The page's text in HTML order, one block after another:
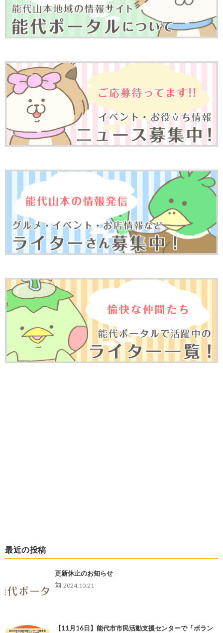
最近の投稿
更新休止のお知らせ
2024.10.21
【11月16日】能代市市民活動支援センターで「ボラン